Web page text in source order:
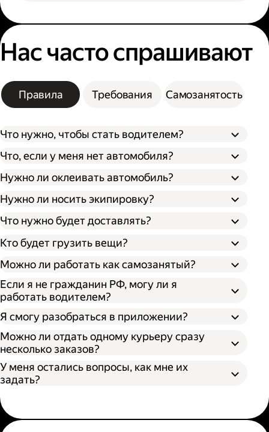
Нас часто спрашивают
Правила Требования Самозанятость
Что нужно, чтобы стать водителем?
Что, если у меня нет автомобиля?
Нужно ли оклеивать автомобиль?
Нужно ли носить экипировку?
Что нужно будет доставлять?
Кто будет грузить вещи?
Можно ли работать как самозанятый?
Если я не гражданин РФ, могу ли я
работать водителем?
Я смогу разобраться в приложении?
Можно ли отдать одному курьеру сразу
несколько заказов?
У меня остались вопросы, как мне их
задать?